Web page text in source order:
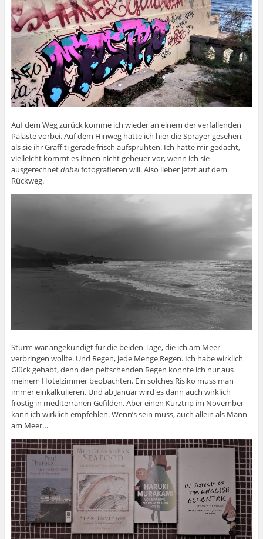
Auf dem Weg zurück komme ich wieder an einem der verfallenden
Paläste vorbei. Auf dem Hinweg hatte ich hier die Sprayer gesehen,
als sie ihr Graffiti gerade frisch aufsprühten. Ich hatte mir gedacht,
vielleicht kommt es ihnen nicht geheuer vor, wenn ich sie
ausgerechnetdabeifotografieren will. Also lieber jetzt auf dem
Rückweg.
Sturm war angekündigt für die beiden Tage, die ich am Meer
verbringen wollte. Und Regen, jede Menge Regen. Ich habe wirklich
Glück gehabt, denn den peitschenden Regen konnte ich nur aus
meinem Hotelzimmer beobachten. Ein solches Risiko muss man
immer einkalkulieren. Und ab Januar wird es dann auch wirklich
frostig in mediterranen Gefilden. Aber einen Kurztrip im November
kann ich wirklich empfehlen. Wenn’s sein muss, auch allein als Mann
am Meer…